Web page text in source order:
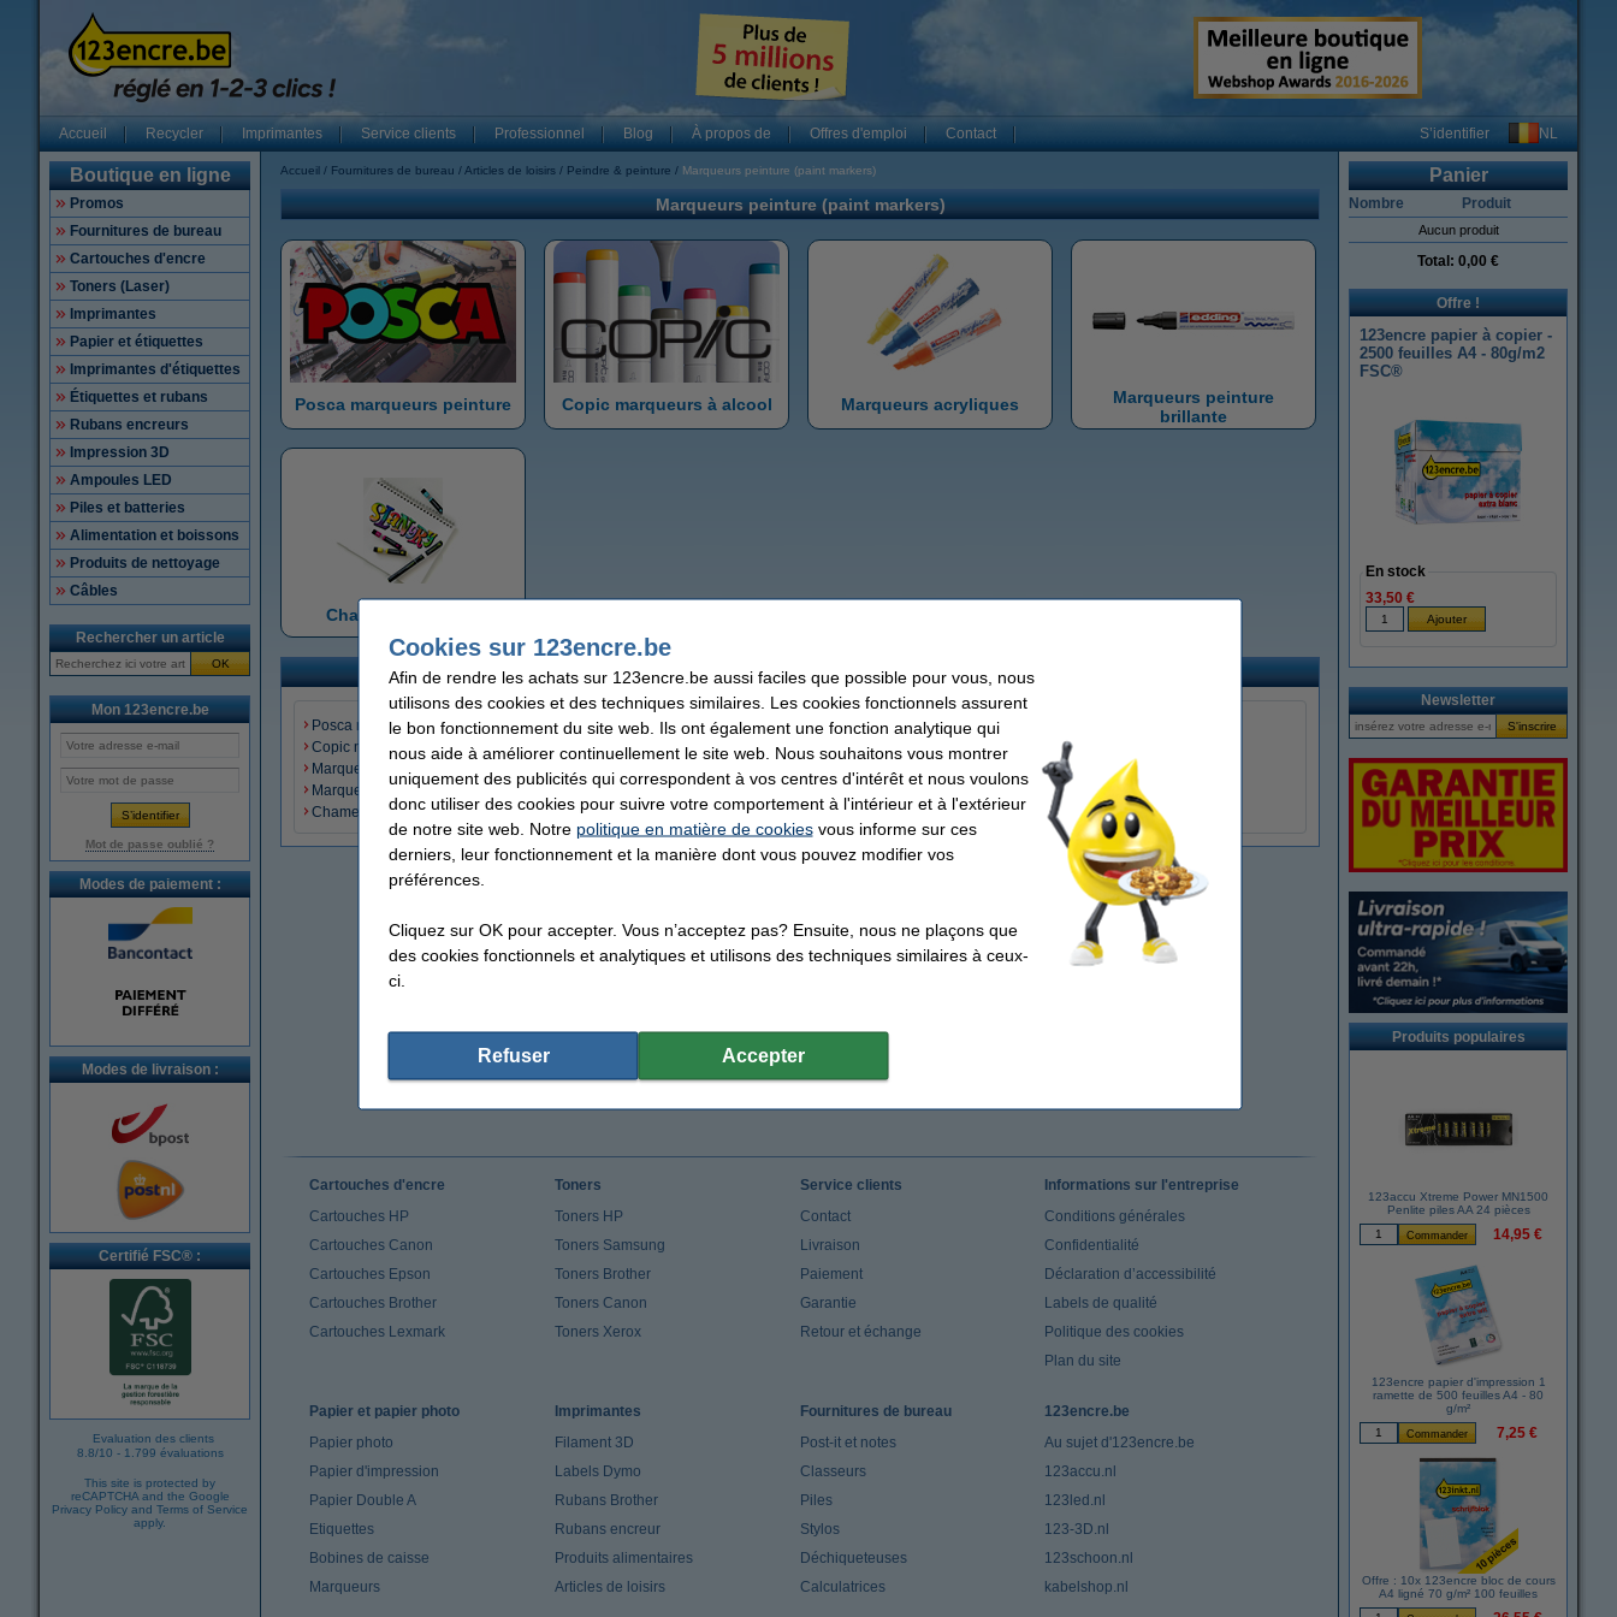
Accueil Recycler Imprimantes Service clients Professionnel Blog À propos de Offres d'emploi Contact S’identifier NL
Boutique en ligne
Promos
Fournitures de bureau
Cartouches d'encre
Toners (Laser)
Imprimantes
Papier et étiquettes
Imprimantes d'étiquettes
Étiquettes et rubans
Rubans encreurs
Impression 3D
Ampoules LED
Piles et batteries
Alimentation et boissons
Produits de nettoyage
Câbles
Rechercher un article
OK
Mon 123encre.be
Mot de passe oublié ?
Modes de paiement :
Modes de livraison :
Certifié FSC® :
Evaluation des clients
8.8/10 - 1.799 évaluations
This site is protected by
reCAPTCHA and the Google
Privacy Policy and Terms of Service
apply.
Accueil Fournitures de bureau Articles de loisirs Peindre & peinture Marqueurs peinture (paint markers)
Marqueurs peinture (paint markers)
Posca marqueurs peinture Copic marqueurs à alcool Marqueurs acryliques
Marqueurs peinture
brillante
Chameleon feutres
Marqueurs peinture (paint markers)
Posca marqueurs peinture
Copic marqueurs à alcool
Marqueurs acryliques
Marqueurs peinture brillante
Chameleon feutres
Panier
Nombre Produit
Aucun produit
Total: 0,00 €
Offre !
123encre papier à copier -
2500 feuilles A4 - 80g/m2
FSC®
En stock
33,50 €
Newsletter
Produits populaires
123accu Xtreme Power MN1500
Penlite piles AA 24 pièces
14,95 €
123encre papier d'impression 1
ramette de 500 feuilles A4 - 80
g/m²
7,25 €
Offre : 10x 123encre bloc de cours
A4 ligné 70 g/m² 100 feuilles
Cartouches d'encre
Cartouches HP
Cartouches Canon
Cartouches Epson
Cartouches Brother
Cartouches Lexmark
Toners
Toners HP
Toners Samsung
Toners Brother
Toners Canon
Toners Xerox
Service clients
Contact
Livraison
Paiement
Garantie
Retour et échange
Informations sur l'entreprise
Conditions générales
Confidentialité
Déclaration d’accessibilité
Labels de qualité
Politique des cookies
Plan du site
Papier et papier photo
Papier photo
Papier d'impression
Papier Double A
Etiquettes
Bobines de caisse
Marqueurs
Imprimantes
Filament 3D
Labels Dymo
Rubans Brother
Rubans encreur
Produits alimentaires
Articles de loisirs
Fournitures de bureau
Post-it et notes
Classeurs
Piles
Stylos
Déchiqueteuses
Calculatrices
123encre.be
Au sujet d'123encre.be
123accu.nl
123led.nl
123-3D.nl
123schoon.nl
kabelshop.nl
Cookies sur 123encre.be
Afin de rendre les achats sur 123encre.be aussi faciles que possible pour vous, nous
utilisons des cookies et des techniques similaires. Les cookies fonctionnels assurent
le bon fonctionnement du site web. Ils ont également une fonction analytique qui
nous aide à améliorer continuellement le site web. Nous souhaitons vous montrer
uniquement des publicités qui correspondent à vos centres d'intérêt et nous voulons
donc utiliser des cookies pour suivre votre comportement à l'intérieur et à l'extérieur
de notre site web. Notre politique en matière de cookiesvous informe sur ces
derniers, leur fonctionnement et la manière dont vous pouvez modifier vos
préférences.
Cliquez sur OK pour accepter. Vous n’acceptez pas? Ensuite, nous ne plaçons que
des cookies fonctionnels et analytiques et utilisons des techniques similaires à ceux-
ci.
Refuser Accepter